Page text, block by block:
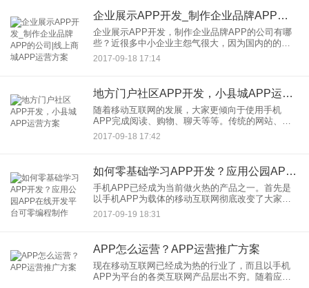
企业展示APP开发_制作企业品牌APP的公司|线上商城APP运营方案
企业展示APP开发，制作企业品牌APP的公司有哪
些？近很多中小企业主怨气很大，因为国内的的环
保风暴，短短半个月时间，国内数万家工厂被关
停，检查、停产、整改、质疑、道歉、喊冤……特
2017-09-18 17:14
地方门户社区APP开发，小县城APP运营方案
随着移动互联网的发展，大家更倾向于使用手机
APP完成阅读、购物、聊天等等。传统的网站、论
坛的访问量越来越小，不少地方门户网站、论坛面
临巨大的压力。而阿里巴巴、京东的那个巨头的介
2017-09-18 17:42
如何零基础学习APP开发？应用公园APP在线开发平台可零编程制作
手机APP已经成为当前做火热的产品之一。首先是
以手机APP为载体的移动互联网彻底改变了大家的
生活，其次是各大企业纷纷转型上线自己的APP转
战移动互联网，第三是众多创业者的创业方向就是
2017-09-19 18:31
APP怎么运营？APP运营推广方案
现在移动互联网已经成为热的行业了，而且以手机
APP为平台的各类互联网产品层出不穷。随着应用